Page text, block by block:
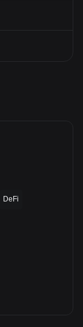
DeFi